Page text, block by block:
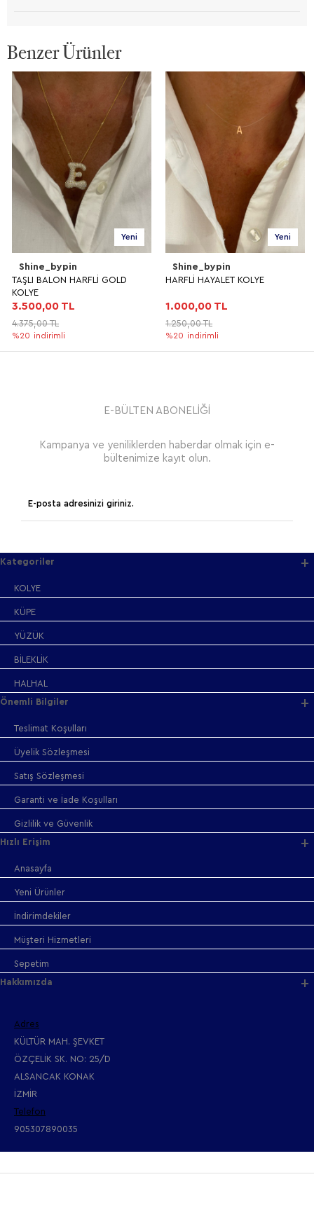
Benzer Ürünler
Yeni
Shine_bypin
TAŞLI BALON HARFLİ GOLD
KOLYE
3.500,00 TL
4.375,00 TL
%20 indirimli
Yeni
Shine_bypin
HARFLİ HAYALET KOLYE
1.000,00 TL
1.250,00 TL
%20 indirimli
E-BÜLTEN ABONELİĞİ
Kampanya ve yeniliklerden haberdar olmak için e-
bültenimize kayıt olun.
Kategoriler
KOLYE
KÜPE
YÜZÜK
BİLEKLİK
HALHAL
Önemli Bilgiler
Teslimat Koşulları
Üyelik Sözleşmesi
Satış Sözleşmesi
Garanti ve İade Koşulları
Gizlilik ve Güvenlik
Hızlı Erişim
Anasayfa
Yeni Ürünler
İndirimdekiler
Müşteri Hizmetleri
Sepetim
Hakkımızda
Adres
KÜLTÜR MAH. ŞEVKET
ÖZÇELİK SK. NO: 25/D
ALSANCAK KONAK
İZMİR
Telefon
905307890035